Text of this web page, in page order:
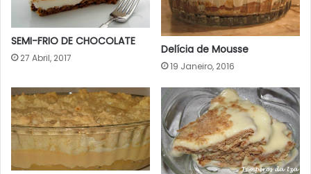
SEMI-FRIO DE CHOCOLATE
27 Abril, 2017
Delícia de Mousse
19 Janeiro, 2016